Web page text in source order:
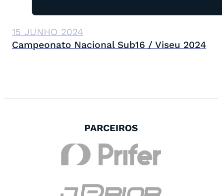
15 JUNHO 2024
Campeonato Nacional Sub16 / Viseu 2024
PARCEIROS